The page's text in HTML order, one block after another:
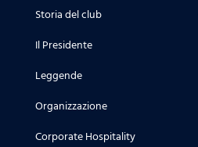
Storia del club
Il Presidente
Leggende
Organizzazione
Corporate Hospitality